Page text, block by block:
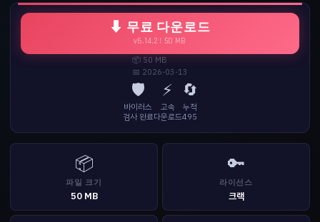
⬇ 무료 다운로드
v6.14.2 | 50 MB
📦 50 MB
📅 2026-03-13
🛡️
바이러스
검사 완료
⚡
고속
다운로드
🔄
누적
495
📦
파일 크기
50 MB
🔑
라이선스
크랙